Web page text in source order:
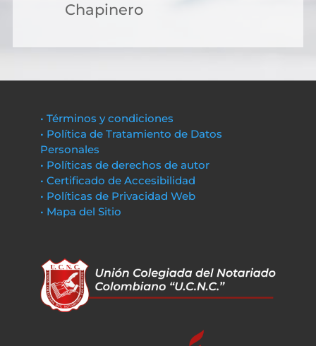
Chapinero
• Términos y condiciones
• Política de Tratamiento de Datos
Personales
• Políticas de derechos de autor
• Certificado de Accesibilidad
• Políticas de Privacidad Web
• Mapa del Sitio